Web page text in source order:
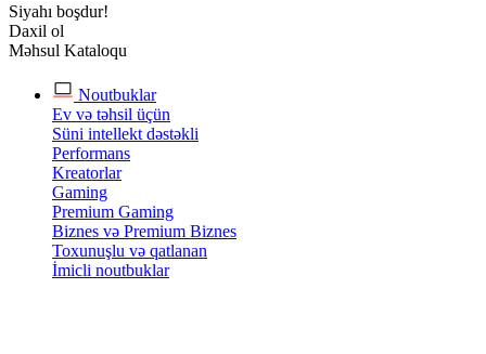
Siyahı boşdur!
Daxil ol
Məhsul Kataloqu
Noutbuklar
Ev və təhsil üçün
Süni intellekt dəstəkli
Performans
Kreatorlar
Gaming
Premium Gaming
Biznes və Premium Biznes
Toxunuşlu və qatlanan
İmicli noutbuklar